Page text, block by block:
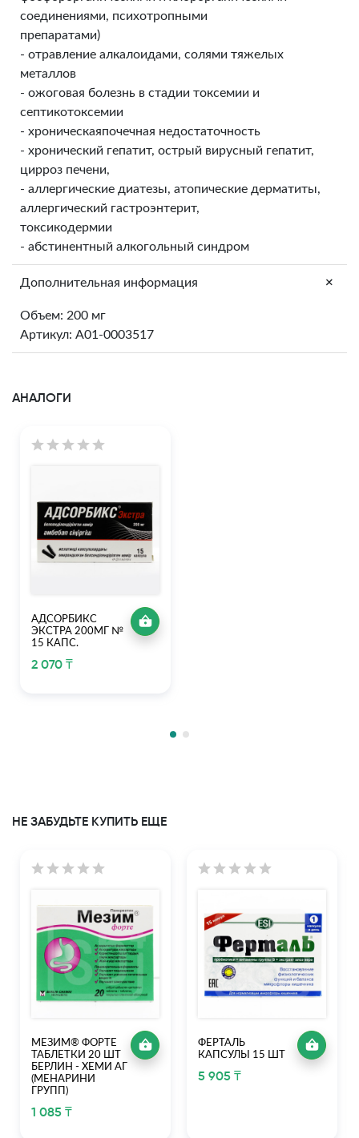
соединениями, психотропными
препаратами)
- отравление алкалоидами, солями тяжелых
металлов
- ожоговая болезнь в стадии токсемии и
септикотоксемии
- хроническаяпочечная недостаточность
- хронический гепатит, острый вирусный гепатит,
цирроз печени,
- аллергические диатезы, атопические дерматиты,
аллергический гастроэнтерит,
токсикодермии
- абстинентный алкогольный синдром
Дополнительная информация +
Объем: 200 мг
Артикул: A01-0003517
АНАЛОГИ
АДСОРБИКС
ЭКСТРА 200МГ №
15 КАПС.
2 070 ₸
НЕ ЗАБУДЬТЕ КУПИТЬ ЕЩЕ
МЕЗИМ® ФОРТЕ
ТАБЛЕТКИ 20 ШТ
БЕРЛИН - ХЕМИ АГ
(МЕНАРИНИ
ГРУПП)
1 085 ₸
ФЕРТАЛЬ
КАПСУЛЫ 15 ШТ
5 905 ₸